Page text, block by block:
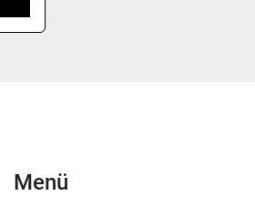
Menü